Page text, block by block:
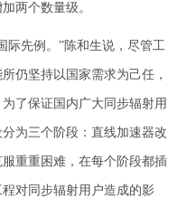
两个数量级。
际先例。”陈和生说，尽管工
仍坚持以国家需求为己任，
了保证国内广大同步辐射用
为三个阶段：直线加速器改
重重困难，在每个阶段都插
对同步辐射用户造成的影